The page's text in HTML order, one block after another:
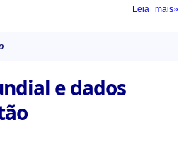
Leia mais»
e dados